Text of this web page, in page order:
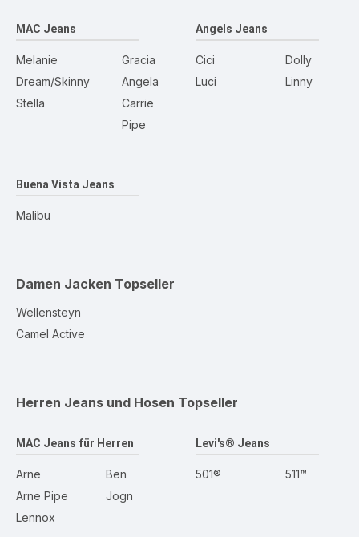
MAC Jeans
Melanie
Dream/Skinny
Stella
Gracia
Angela
Carrie
Pipe
Angels Jeans
Cici
Luci
Dolly
Linny
Buena Vista Jeans
Malibu
Damen Jacken Topseller
Wellensteyn
Camel Active
Herren Jeans und Hosen Topseller
MAC Jeans für Herren
Arne
Arne Pipe
Lennox
Ben
Jogn
Levi's® Jeans
501® 511™